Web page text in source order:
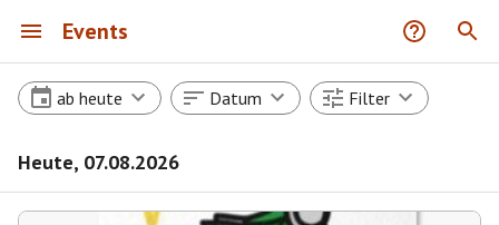
Events
ab heute Datum Filter
Heute, 07.08.2026